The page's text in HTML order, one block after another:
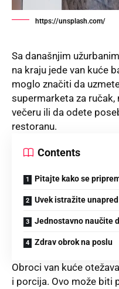
https://unsplash.com/
Sa današnjim
na kraju jede van kuće
moglo značiti da
supermarketa za ručak,
večeru ili da odete
restoranu.
Contents
Pitajte kako se
Uvek istražite unapred
Jednostavno naučite
Zdrav obrok na poslu
Obroci van kuće
i porcija. Ovo može biti